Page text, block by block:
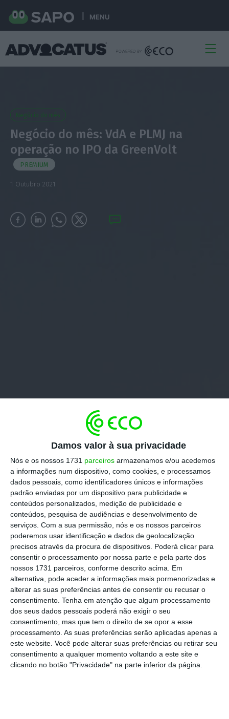
Damos valor à sua privacidade
Nós e os nossos 1731 parceiros armazenamos e/ou acedemos
a informações num dispositivo, como cookies, e processamos
dados pessoais, como identificadores únicos e informações
padrão enviadas por um dispositivo para publicidade e
conteúdos personalizados, medição de publicidade e
conteúdos, pesquisa de audiências e desenvolvimento de
serviços. Com a sua permissão, nós e os nossos parceiros
poderemos usar identificação e dados de geolocalização
precisos através da procura de dispositivos. Poderá clicar para
consentir o processamento por nossa parte e pela parte dos
nossos 1731 parceiros, conforme descrito acima. Em
alternativa, pode aceder a informações mais pormenorizadas e
alterar as suas preferências antes de consentir ou recusar o
consentimento. Tenha em atenção que algum processamento
dos seus dados pessoais poderá não exigir o seu
consentimento, mas que tem o direito de se opor a esse
processamento. As suas preferências serão aplicadas apenas a
este website. Você pode alterar suas preferências ou retirar seu
consentimento a qualquer momento voltando a este site e
clicando no botão "Privacidade" na parte inferior da página.
MENU
Negócio do mês
Negócio do mês: VdA e PLMJ na
operação no IPO da GreenVolt
PREMIUM
1 Outubro 2021